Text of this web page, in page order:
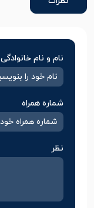
نام و نام خانوادگی
شماره همراه
نظر